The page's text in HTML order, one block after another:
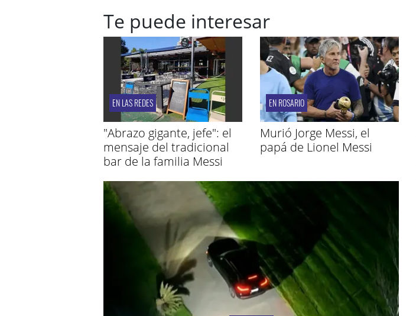
Te puede interesar
EN LAS REDES
"Abrazo gigante, jefe": el
mensaje del tradicional
bar de la familia Messi
EN ROSARIO
Murió Jorge Messi, el
papá de Lionel Messi